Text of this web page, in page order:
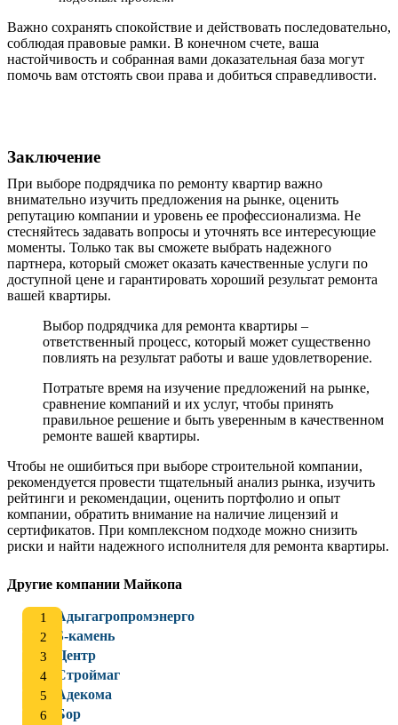
Важно сохранять спокойствие и действовать последовательно,
соблюдая правовые рамки. В конечном счете, ваша
настойчивость и собранная вами доказательная база могут
помочь вам отстоять свои права и добиться справедливости.
Заключение
При выборе подрядчика по ремонту квартир важно
внимательно изучить предложения на рынке, оценить
репутацию компании и уровень ее профессионализма. Не
стесняйтесь задавать вопросы и уточнять все интересующие
моменты. Только так вы сможете выбрать надежного
партнера, который сможет оказать качественные услуги по
доступной цене и гарантировать хороший результат ремонта
вашей квартиры.
Выбор подрядчика для ремонта квартиры –
ответственный процесс, который может существенно
повлиять на результат работы и ваше удовлетворение.
Потратьте время на изучение предложений на рынке,
сравнение компаний и их услуг, чтобы принять
правильное решение и быть уверенным в качественном
ремонте вашей квартиры.
Чтобы не ошибиться при выборе строительной компании,
рекомендуется провести тщательный анализ рынка, изучить
рейтинги и рекомендации, оценить портфолио и опыт
компании, обратить внимание на наличие лицензий и
сертификатов. При комплексном подходе можно снизить
риски и найти надежного исполнителя для ремонта квартиры.
Другие компании Майкопа
Адыгагропромэнерго
S-камень
Центр
Строймаг
Адекома
Бор